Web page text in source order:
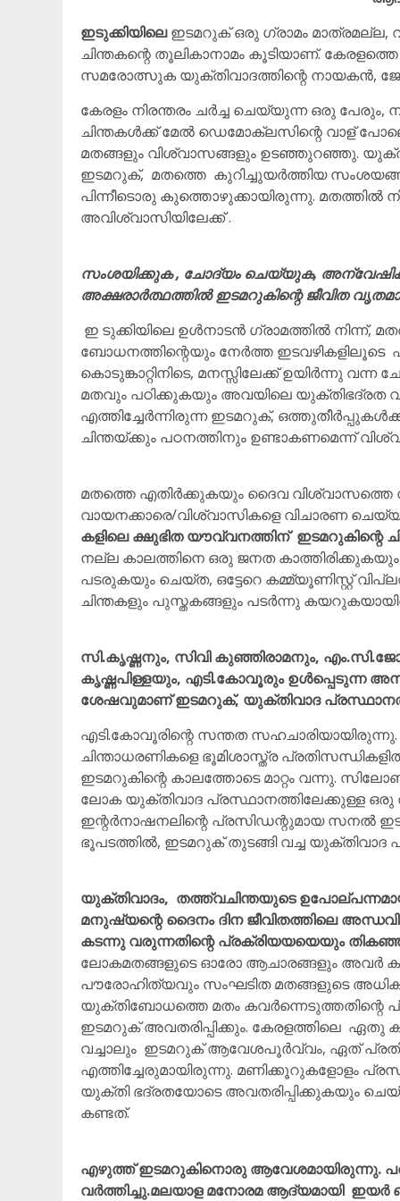
ഇടുക്കിയിലെഇടമറുക് ഒരു ഗ്രാമം മാത്രമല്ല,
ചിന്തകന്റെ തൂലികാനാമം കൂടിയാണ്. കേരളത്തെ
സമരോത്സുക യുക്തിവാദത്തിന്റെ നായകൻ,
കേരളം നിരന്തരം ചർച്ച ചെയ്യുന്ന ഒരു പേരും,
ചിന്തകൾക്ക് മേൽ ഡെമോക്ലസിന്റെ വാള്
മതങ്ങളും വിശ്വാസങ്ങളും ഉടഞ്ഞുറഞ്ഞു.
ഇടമറുക്, മതത്തെ കുറിച്ചുയർത്തിയ
പിന്നീടൊരു കുത്തൊഴുക്കായിരുന്നു. മതത്തിൽ
അവിശ്വാസിയിലേക്ക് .
സംശയിക്കുക , ചോദ്യം ചെയ്യുക,
അക്ഷരാർത്ഥത്തിൽ ഇടമറുകിന്റെ ജീവിത
ഇ ടുക്കിയിലെ ഉൾനാടൻ ഗ്രാമത്തിൽ നിന്ന്,
ബോധനത്തിന്റെയും നേർത്ത
കൊടുങ്കാറ്റിനിടെ, മനസ്സിലേക്ക് ഉയിർന്നു
മതവും പഠിക്കുകയും അവയിലെ യുക്തിഭദ്രത
എത്തിച്ചേർന്നിരുന്ന ഇടമറുക്,
ചിന്തയ്ക്കും പഠനത്തിനും ഉണ്ടാകണമെന്ന്
മതത്തെ എതിർക്കുകയും ദൈവ വിശ്വാസത്തെ
വായനക്കാരെ/വിശ്വാസികളെ വിചാരണ
കളിലെ ക്ഷുഭിത യൗവ്വനത്തിന്
നല്ല കാലത്തിനെ ഒരു ജനത
പടരുകയും ചെയ്ത, ഒട്ടേറെ കമ്മ്യൂണിസ്റ്റ്
ചിന്തകളും പുസ്തകങ്ങളും പടർന്നു
സി.കൃഷ്ണനും, സിവി കുഞ്ഞിരാമനും,
കൃഷ്ണപിള്ളയും, എടി.കോവൂരും ഉൾപ്പെടുന്ന
ശേഷവുമാണ് ഇടമറുക്, യുക്തിവാദ
എടി.കോവൂരിന്റെ സന്തത
ചിന്താധരണികളെ ഭൂമിശാസ്ത്ര
ഇടമറുകിന്റെ കാലത്തോടെ മാറ്റം വന്നു.
ലോക യുക്തിവാദ പ്രസ്ഥാനത്തിലേക്കുള്ള ഒരു
ഇന്റർനാഷനലിന്റെ പ്രസിഡന്റുമായ സനൽ
ഭൂപടത്തിൽ, ഇടമറുക് തുടങ്ങി വച്ച യുക്തിവാദ
യുക്തിവാദം, തത്ത്വചിന്തയുടെ
മനുഷ്യന്റെ ദൈനം ദിന ജീവിതത്തിലെ
കടന്നു വരുന്നതിന്റെ പ്രക്രിയയയെയും
ലോകമതങ്ങളുടെ ഓരോ ആചാരങ്ങളും അവർ
പൗരോഹിത്യവും സംഘടിത മതങ്ങളുടെ
യുക്തിബോധത്തെ മതം
ഇടമറുക് അവതരിപ്പിക്കും. കേരളത്തിലെ ഏതു
വച്ചാലും ഇടമറുക് ആവേശപൂർവ്വം, ഏത്
എത്തിച്ചേരുമായിരുന്നു. മണിക്കൂറുകളോളം
യുക്തി ഭദ്രതയോടെ അവതരിപ്പിക്കുകയും
കണ്ടത്.
എഴുത്ത് ഇടമറുകിനൊരു ആവേശമായിരുന്നു.
വർത്തിച്ചു.മലയാള മനോരമ ആദ്യമായി